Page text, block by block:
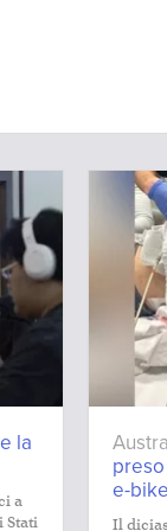
la
a
Stati
e-bike
Il